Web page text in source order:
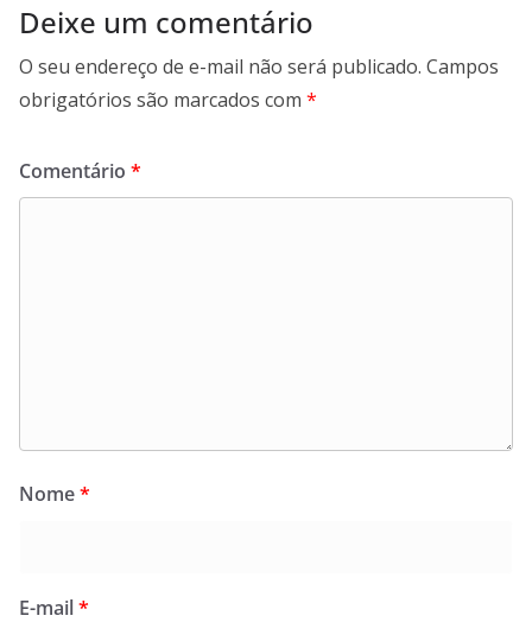
Deixe um comentário
O seu endereço de e-mail não será publicado. Campos
obrigatórios são marcados com *
Comentário *
Nome*
E-mail*